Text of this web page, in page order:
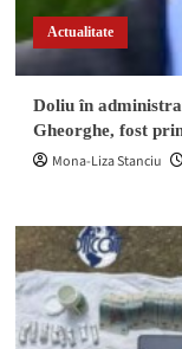
Actualitate
Doliu în
Gheorghe, fost
Mona-Liza Stanciu